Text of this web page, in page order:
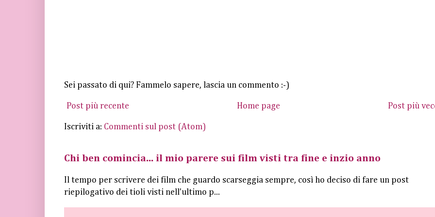
Sei passato di qui? Fammelo sapere, lascia un commento :-)
Post più recente Post più
Home page
Iscriviti a: Commenti sul post (Atom)
Chi ben comincia... il mio parere sui film visti tra fine e inzio anno
Il tempo per scrivere dei film che guardo scarseggia sempre, così ho deciso di fare un post
riepilogativo dei tioli visti nell'ultimo p...